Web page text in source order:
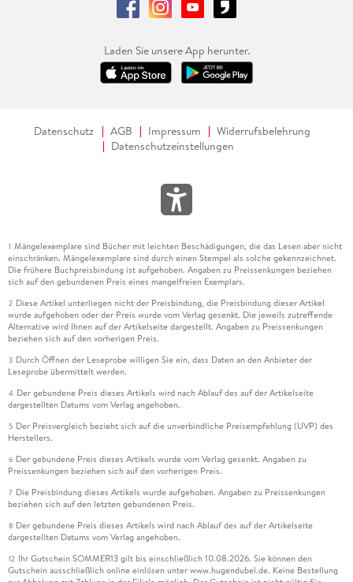
Laden Sie unsere App herunter.
Datenschutz AGB Impressum
Widerrufsbelehrung
Datenschutzeinstellungen
1 Mängelexemplare sind Bücher mit leichten Beschädigungen, die das Lesen aber nicht
einschränken. Mängelexemplare sind durch einen Stempel als solche gekennzeichnet.
Die frühere Buchpreisbindung ist aufgehoben. Angaben zu Preissenkungen beziehen
sich auf den gebundenen Preis eines mangelfreien Exemplars.
2 Diese Artikel unterliegen nicht der Preisbindung, die Preisbindung dieser Artikel
wurde aufgehoben oder der Preis wurde vom Verlag gesenkt. Die jeweils zutreffende
Alternative wird Ihnen auf der Artikelseite dargestellt. Angaben zu Preissenkungen
beziehen sich auf den vorherigen Preis.
3 Durch Öffnen der Leseprobe willigen Sie ein, dass Daten an den Anbieter der
Leseprobe übermittelt werden.
4 Der gebundene Preis dieses Artikels wird nach Ablauf des auf der Artikelseite
dargestellten Datums vom Verlag angehoben.
5 Der Preisvergleich bezieht sich auf die unverbindliche Preisempfehlung (UVP) des
Herstellers.
6 Der gebundene Preis dieses Artikels wurde vom Verlag gesenkt. Angaben zu
Preissenkungen beziehen sich auf den vorherigen Preis.
7 Die Preisbindung dieses Artikels wurde aufgehoben. Angaben zu Preissenkungen
beziehen sich auf den letzten gebundenen Preis.
8 Der gebundene Preis dieses Artikels wird nach Ablauf des auf der Artikelseite
dargestellten Datums vom Verlag angehoben.
12 Ihr Gutschein SOMMER13 gilt bis einschließlich 10.08.2026. Sie können den
Gutschein ausschließlich online einlösen unter www.hugendubel.de. Keine Bestellung